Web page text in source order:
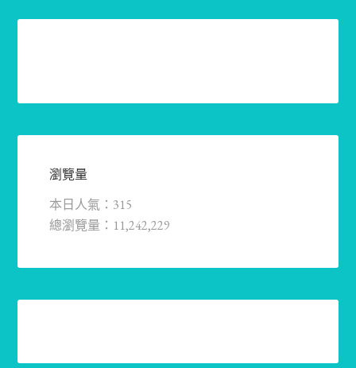
瀏覽量
本日人氣：315
總瀏覽量：11,242,229